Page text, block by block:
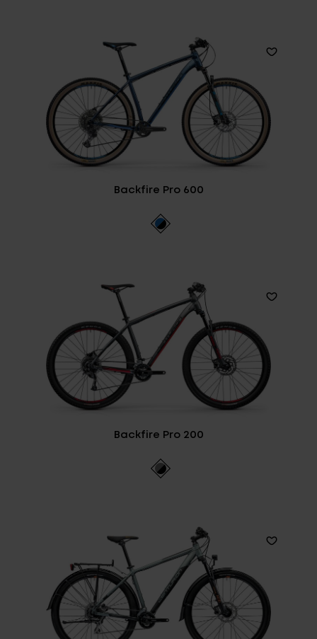
Backfire Pro 600
Backfire Pro 200